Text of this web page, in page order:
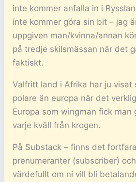
inte kommer anfalla in i
inte kommer göra sin bit – jag
uppgiven man/kvinna/annan
på tredje skilsmässan när det
faktiskt.
Valfritt land i Afrika har ju visat
polare än europa när det
Europa som wingman fick man
varje kväll från krogen.
På Substack – finns det
prenumeranter (subscriber)
värdefullt om ni vill bli